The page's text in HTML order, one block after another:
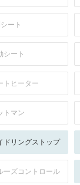
ート
シート
トヒーター
トマン
ドリングストップ
ーズコントロール